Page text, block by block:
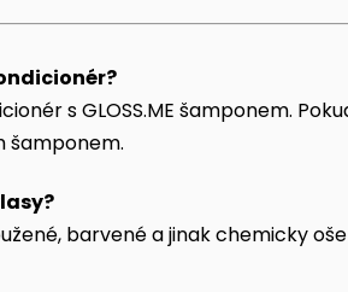
s GLOSS.ME šamponem.
šamponem.
barvené a jinak chemicky